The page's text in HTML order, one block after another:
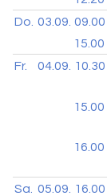
Do. 03.09. 09.00
15.00
Fr.
04.09. 10.30
15.00
16.00
Sa.
05.09. 16.00